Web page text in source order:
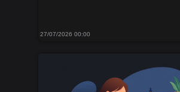
27/07/2026 00:00